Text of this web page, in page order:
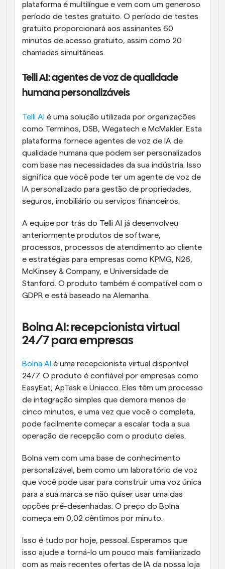
plataforma é multilíngue e vem com um generoso
período de testes gratuito. O período de testes
gratuito proporcionará aos assinantes 60
minutos de acesso gratuito, assim como 20
chamadas simultâneas.
Telli AI: agentes de voz de qualidade
humana personalizáveis
Telli AI é uma solução utilizada por organizações
como Terminos, DSB, Wegatech e McMakler. Esta
plataforma fornece agentes de voz de IA de
qualidade humana que podem ser personalizados
com base nas necessidades da sua indústria. Isso
significa que você pode ter um agente de voz de
IA personalizado para gestão de propriedades,
seguros, imobiliário ou serviços financeiros.
A equipe por trás do Telli AI já desenvolveu
anteriormente produtos de software,
processos, processos de atendimento ao cliente
e estratégias para empresas como KPMG, N26,
McKinsey & Company, e Universidade de
Stanford. O produto também é compatível com o
GDPR e está baseado na Alemanha.
Bolna AI: recepcionista virtual
24/7 para empresas
Bolna AI é uma recepcionista virtual disponível
24/7. O produto é confiável por empresas como
EasyEat, ApTask e Uniacco. Eles têm um processo
de integração simples que demora menos de
cinco minutos, e uma vez que você o completa,
pode facilmente começar a escalar toda a sua
operação de recepção com o produto deles.
Bolna vem com uma base de conhecimento
personalizável, bem como um laboratório de voz
que você pode usar para construir uma voz única
para a sua marca se não quiser usar uma das
opções pré-desenhadas. O preço do Bolna
começa em 0,02 cêntimos por minuto.
Isso é tudo por hoje, pessoal. Esperamos que
isso ajude a torná-lo um pouco mais familiarizado
com as mais recentes ofertas de IA da nossa loja